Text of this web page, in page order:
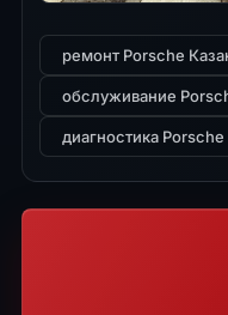
ремонт Porsche
обслуживание
диагностика Porsche